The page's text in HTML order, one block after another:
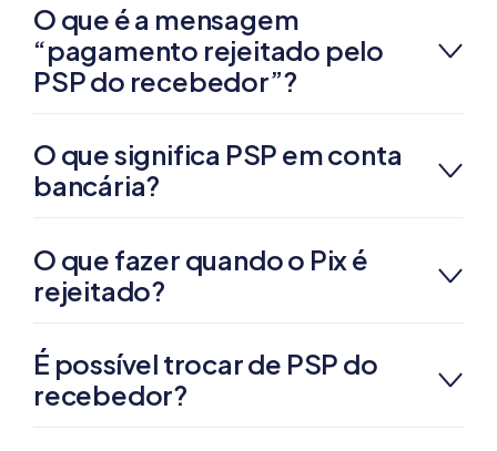
O que é a mensagem
“pagamento rejeitado pelo
PSP do recebedor”?
O que significa PSP em conta
bancária?
O que fazer quando o Pix é
rejeitado?
É possível trocar de PSP do
recebedor?